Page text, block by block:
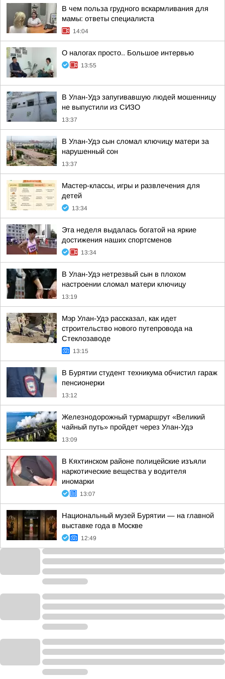
В чем польза грудного вскармливания для
мамы: ответы специалиста
14:04
О налогах просто.. Большое интервью
13:55
В Улан-Удэ запугивавшую людей мошенницу
не выпустили из СИЗО
13:37
В Улан-Удэ сын сломал ключицу матери за
нарушенный сон
13:37
Мастер-классы, игры и развлечения для
детей
13:34
Эта неделя выдалась богатой на яркие
достижения наших спортсменов
13:34
В Улан-Удэ нетрезвый сын в плохом
настроении сломал матери ключицу
13:19
Мэр Улан-Удэ рассказал, как идет
строительство нового путепровода на
Стеклозаводе
13:15
В Бурятии студент техникума обчистил гараж
пенсионерки
13:12
Железнодорожный турмаршрут «Великий
чайный путь» пройдет через Улан-Удэ
13:09
В Кяхтинском районе полицейские изъяли
наркотические вещества у водителя
иномарки
13:07
Национальный музей Бурятии — на главной
выставке года в Москве
12:49